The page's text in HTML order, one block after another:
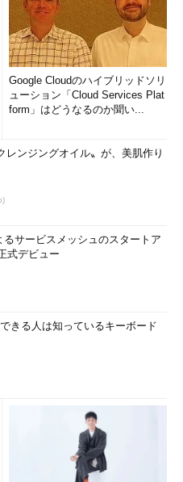
のスタンバイ状態をサポ
、まだ有効化されていない場
バイスドライバ）やファームウ
プリケーションなどの制限によ
なる。
テムでは利用できません:
のスタンバイ状態をサポ
イスドライバ、ファームウ
制限で利用できない場合
Google Cloudのハイブリッドソリ
ューション「Cloud Services Plat
form」はどうなるのか聞い...
レンジングオイル〟が、美肌作り
るサービスメッシュのスタートア
式デビュー
できる人は知っているキーボード